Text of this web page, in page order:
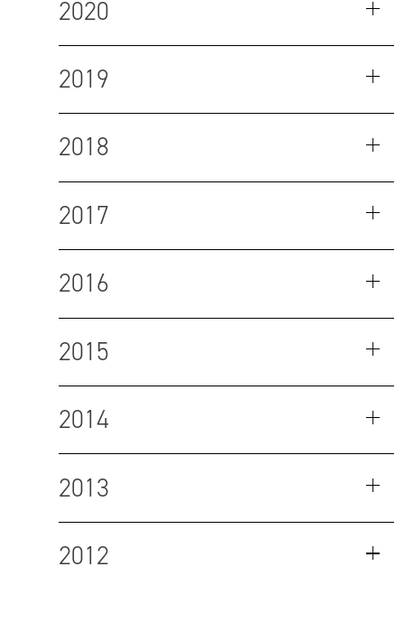
2020
2019
2018
2017
2016
2015
2014
2013
2012